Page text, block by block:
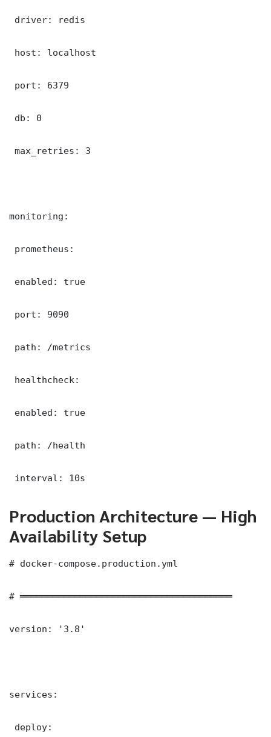
driver: redis
host: localhost
port: 6379
db: 0
max_retries: 3
monitoring:
prometheus:
enabled: true
port: 9090
path: /metrics
healthcheck:
enabled: true
path: /health
interval: 10s
Production Architecture — High
Availability Setup
# docker-compose.production.yml
# ═══════════════════════════════════════
version: '3.8'
services:
deploy: